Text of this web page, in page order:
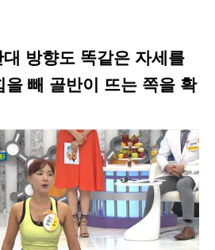
방향도 똑같은 자세를
을 빼 골반이 뜨는 쪽을 확